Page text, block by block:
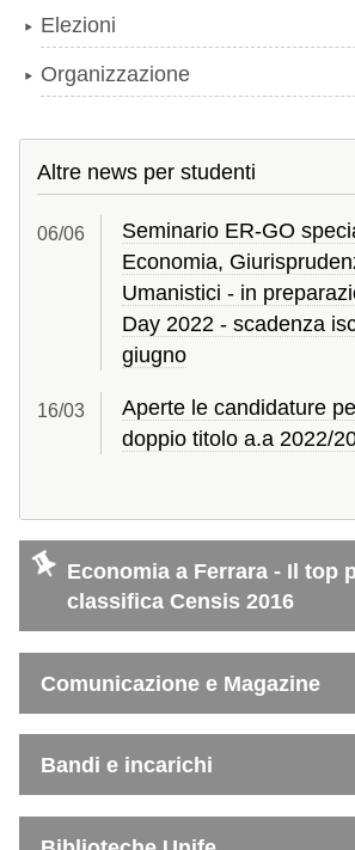
Elezioni
Organizzazione
Altre news per studenti
06/06
Seminario ER-GO
Economia,
Umanistici - in
Day 2022 - scadenza
giugno
16/03
Aperte le candidature
doppio titolo a.a 2022/
Economia a Ferrara - Il top
classifica Censis 2016
Comunicazione e Magazine
Bandi e incarichi